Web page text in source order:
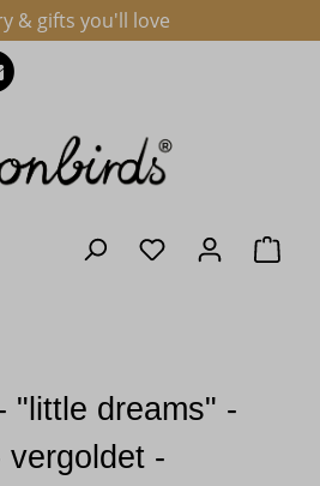
& gifts you'll love
Du hast 0
"little dreams" -
vergoldet -